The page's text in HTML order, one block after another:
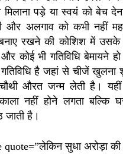
पड़े या स्वयं को बेच
और अलगाव को कभी नहीं
रखने की कोशिश में उसके
और कोई भी गतिविधि बेमायने
गतिविधि है जहां से चीजें
औरत जन्म लेती है।
नहीं होने लगता बल्कि
जाती है।
quote=”लेकिन सुधा अरोड़ा की